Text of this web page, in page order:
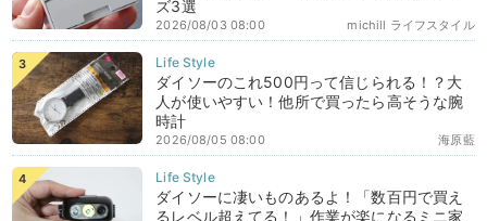
ズ3選
michill ライフスタイル
2026/08/03 08:00
ダイソーのこれ500円って信じられる！？大
人が使いやすい！他所で買ったら高そうな腕
時計
海原藍
2026/08/05 08:00
ダイソーに凄いものあるよ！「数百円で買え
るレベル超えてる！」作業が楽になるミニ家